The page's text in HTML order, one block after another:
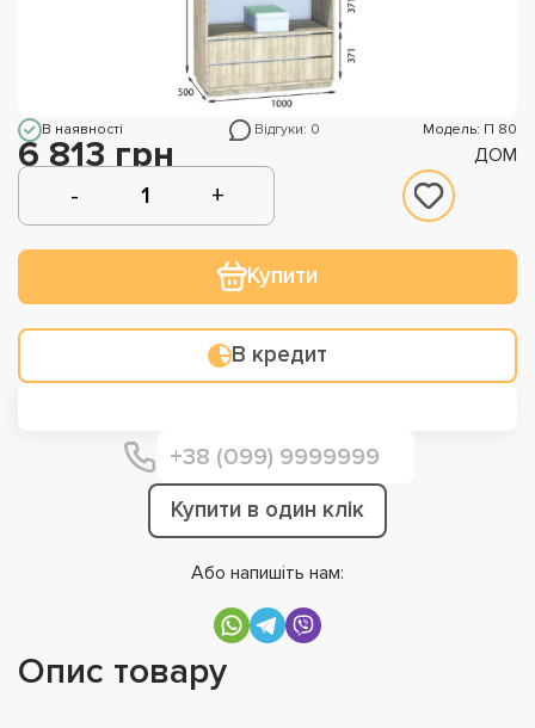
В наявності Відгуки: 0 Модель: П 80
6 813 грн ДОМ
Купити
В кредит
Купити в один клік
Або напишіть нам:
Опис товару